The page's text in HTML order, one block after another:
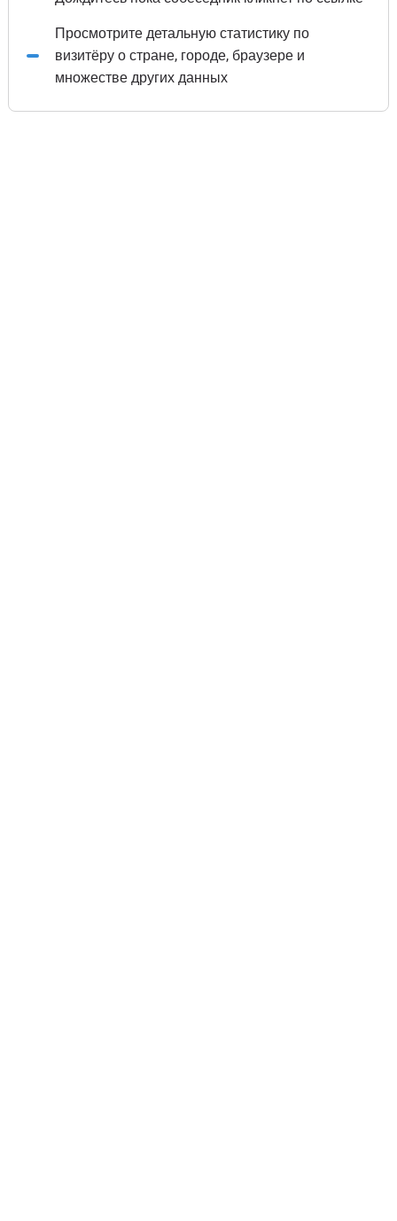
Просмотрите детальную статистику по
визитёру о стране, городе, браузере и
множестве других данных